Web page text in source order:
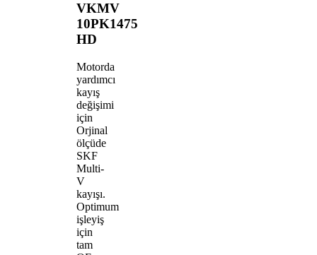
VKMV
10PK1475
HD
Motorda
yardımcı
kayış
değişimi
için
Orjinal
ölçüde
SKF
Multi-
V
kayışı.
Optimum
işleyiş
için
tam